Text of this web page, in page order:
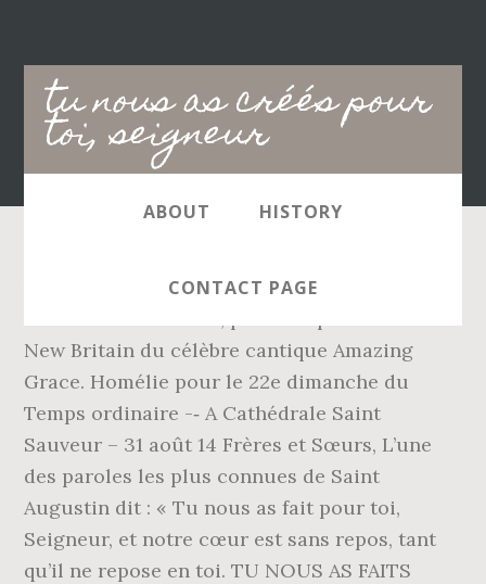
tu nous as créés pour
toi, seigneur
Main
navigation
ABOUT HISTORY
CONTACT PAGE
Versification du Psaume 90 à chanter sur des
New Britain du célèbre cantique Amazing
Grace. Homélie pour le 22e dimanche du
Temps ordinaire -­‐ A Cathédrale Saint
Sauveur – 31 août 14 Frères et Sœurs, L’une
des paroles les plus connues de Saint
Augustin dit : « Tu nous as fait pour toi,
Seigneur, et notre cœur est sans repos, tant
qu’il ne repose en toi. TU NOUS AS FAITS